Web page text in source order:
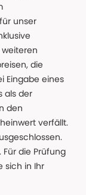
unser
die
Eingabe eines
als der
den
verfällt.
die Prüfung
sich in Ihr